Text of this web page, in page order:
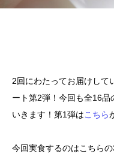
2回にわたってお届けして
ート第2弾！今回も全16
いきます！第1弾はこちら
今回実食するのはこちらの